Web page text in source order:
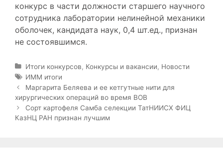
конкурс в части должности старшего научного
сотрудника лаборатории нелинейной механики
оболочек, кандидата наук, 0,4 шт.ед., признан
не состоявшимся.
Р
у
б
р
и
к
Итоги конкурсов, Конкурсы и вакансии, Новости
М
е
т
к
и
ИММ итоги
Н
а
в
и
Маргарита Беляева и ее кетгутные нити для
хирургических операций во время ВОВ
Сорт картофеля Самба селекции ТатНИИСХ ФИЦ
КазНЦ РАН признан лучшим